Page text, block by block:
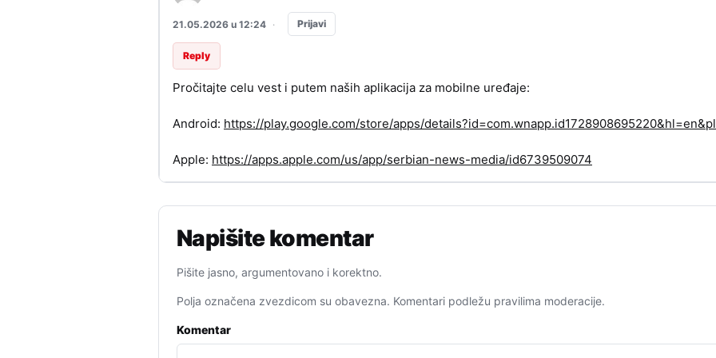
21.05.2026 u 12:24 · Prijavi
Reply
Pročitajte celu vest i putem naših aplikacija za mobilne uređaje:
Android: https://play.google.com/store/apps/
Apple: https://apps.apple.com/us/app/serbian-news-media/id6739509074
Napišite komentar
Pišite jasno, argumentovano i korektno.
Polja označena zvezdicom su obavezna. Komentari podležu pravilima moderacije.
Komentar